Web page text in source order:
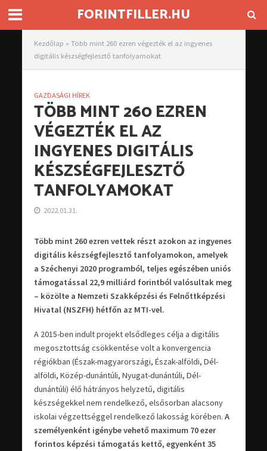
FORINTFILLER.HU
Kezdőlap » Több mint 260 ezren végezték el az ingyenes
digitális készségfejlesztő tanfolyamokat
GAZDASÁGI HÍREK
TÖBB MINT 260 EZREN
VÉGEZTÉK EL AZ
INGYENES DIGITÁLIS
KÉSZSÉGFEJLESZTŐ
TANFOLYAMOKAT
2022.01.31.
Több mint 260 ezren vettek részt azokon az ingyenes
digitális készségfejlesztő tanfolyamokon, amelyek
a Széchenyi 2020 programból, teljes egészében uniós
támogatással 22,9 milliárd forintból valósultak meg
– közölte a Nemzeti Szakképzési és Felnőttképzési
Hivatal (NSZFH) hétfőn az MTI-vel.
A 2015-ben indult projekt elsődleges célja a digitális
megosztottság csökkentése volt a konvergencia
régiókban (Észak-magyarországi, Észak-alföldi, Dél-
alföldi, Közép-dunántúli, Nyugat-dunántúli, Dél-
dunántúli) élő hátrányos helyzetű, digitális
készségekkel nem rendelkező, elsősorban alacsony
iskolai végzettséggel rendelkező lakosság körében. A
személyenként igénybe vehető maximum 70 ezer
forintos képzési támogatás kettő, egyenként 35